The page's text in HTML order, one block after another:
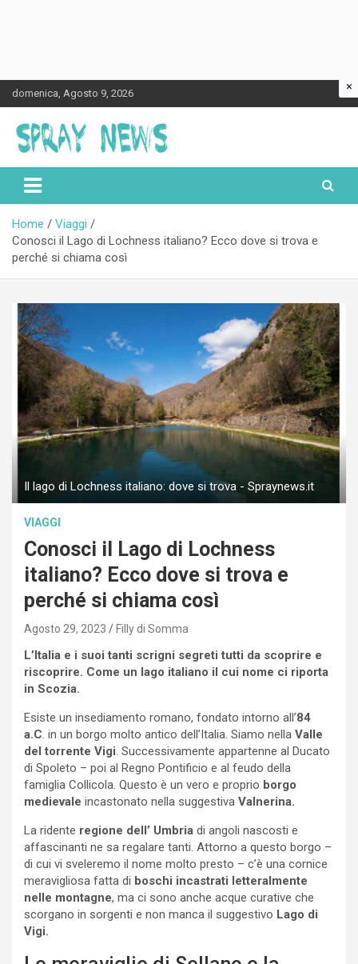
Skip
to
content
domenica, Agosto 9, 2026
Spraynews.it
Home
Viaggi
Conosci il Lago di Lochness italiano? Ecco dove si trova e
perché si chiama così
Il lago di Lochness italiano: dove si trova - Spraynews.it
VIAGGI
Conosci il Lago di Lochness
italiano? Ecco dove si trova e
perché si chiama così
Agosto 29, 2023 Filly di Somma
L’Italia e i suoi tanti scrigni segreti tutti da scoprire e
riscoprire. Come un lago italiano il cui nome ci riporta
in Scozia.
Esiste un insediamento romano, fondato intorno all’84
a.C. in un borgo molto antico dell’Italia. Siamo nella Valle
del torrente Vigi. Successivamente appartenne al Ducato
di Spoleto – poi al Regno Pontificio e al feudo della
famiglia Collicola. Questo è un vero e proprio borgo
medievale incastonato nella suggestiva Valnerina.
La ridente regione dell’ Umbria di angoli nascosti e
affascinanti ne sa regalare tanti. Attorno a questo borgo –
di cui vi sveleremo il nome molto presto – c’è una cornice
meravigliosa fatta di boschi incastrati letteralmente
nelle montagne, ma ci sono anche acque curative che
scorgano in sorgenti e non manca il suggestivo Lago di
Vigi.
×